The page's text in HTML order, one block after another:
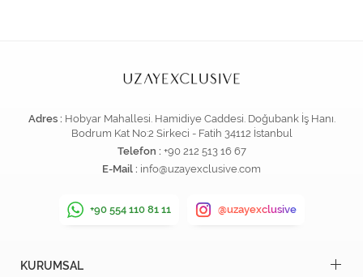
Adres : Hobyar Mahallesi. Hamidiye Caddesi. Doğubank İş Hanı.
Bodrum Kat No:2 Sirkeci - Fatih 34112 İstanbul
Telefon : +90 212 513 16 67
E-Mail : info@uzayexclusive.com
+90 554 110 81 11 @uzayexclusive
KURUMSAL